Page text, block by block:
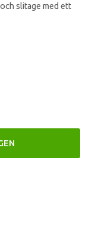
slitage med ett